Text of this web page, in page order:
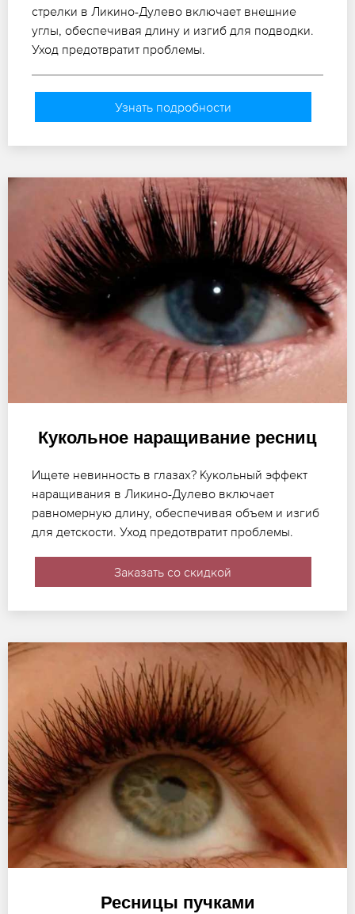
стрелки в Ликино-Дулево включает внешние
углы, обеспечивая длину и изгиб для подводки.
Уход предотвратит проблемы.
Узнать подробности
Кукольное наращивание ресниц
Ищете невинность в глазах? Кукольный эффект
наращивания в Ликино-Дулево включает
равномерную длину, обеспечивая объем и изгиб
для детскости. Уход предотвратит проблемы.
Заказать со скидкой
Ресницы пучками